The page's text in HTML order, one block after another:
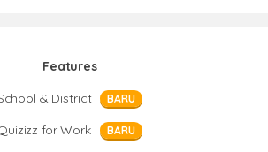
Features
& District
BARU
for Work BARU